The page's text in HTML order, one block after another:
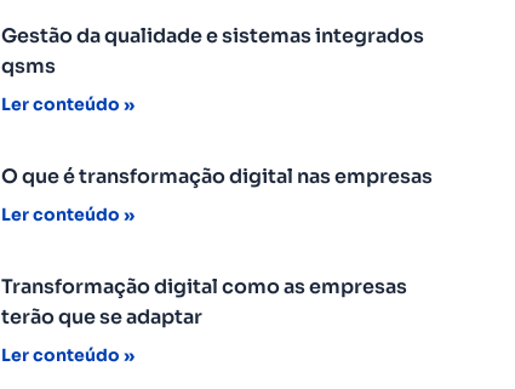
Gestão da qualidade e sistemas integrados
qsms
Ler conteúdo »
O que é transformação digital nas empresas
Ler conteúdo »
Transformação digital como as empresas
terão que se adaptar
Ler conteúdo »